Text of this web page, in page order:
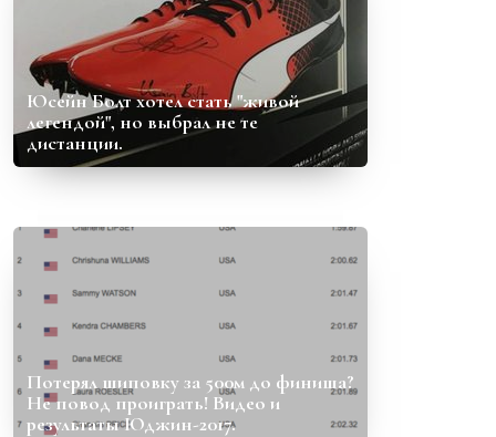
Юсейн Болт хотел стать "живой
легендой", но выбрал не те
дистанции.
Потерял шиповку за 500м до финиша?
Не повод проиграть! Видео и
результаты Юджин-2017.